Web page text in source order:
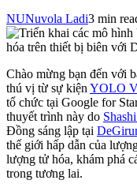
NUNuvola Ladi3 min
Chào mừng bạn đến với
thú vị từ sự kiện YOLO
tổ chức tại Google for
thuyết trình này do
Đồng sáng lập tại
thế giới hấp dẫn của
lượng tử hóa, khám phá
trong tương lai.